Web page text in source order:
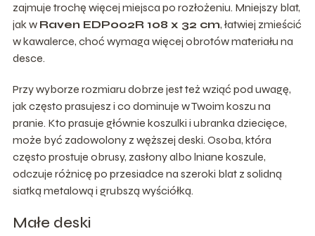
zajmuje trochę więcej miejsca po rozłożeniu. Mniejszy blat,
jak w Raven EDP002R 108 x 32 cm, łatwiej zmieścić
w kawalerce, choć wymaga więcej obrotów materiału na
desce.
Przy wyborze rozmiaru dobrze jest też wziąć pod uwagę,
jak często prasujesz i co dominuje w Twoim koszu na
pranie. Kto prasuje głównie koszulki i ubranka dziecięce,
może być zadowolony z węższej deski. Osoba, która
często prostuje obrusy, zasłony albo lniane koszule,
odczuje różnicę po przesiadce na szeroki blat z solidną
siatką metalową i grubszą wyściółką.
Małe deski